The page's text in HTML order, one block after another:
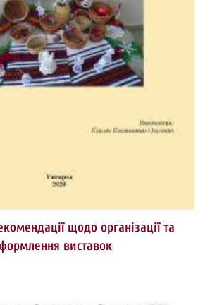
щодо організації та
виставок